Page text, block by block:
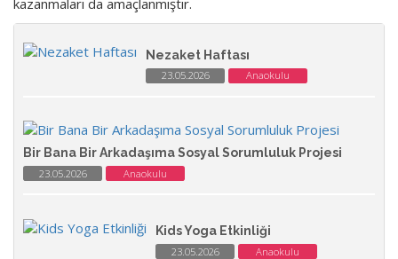
kazanmaları da amaçlanmıştır.
Nezaket Haftası
23.05.2026 Anaokulu
Bir Bana Bir Arkadaşıma Sosyal Sorumluluk Projesi
23.05.2026 Anaokulu
Kids Yoga Etkinliği
23.05.2026 Anaokulu